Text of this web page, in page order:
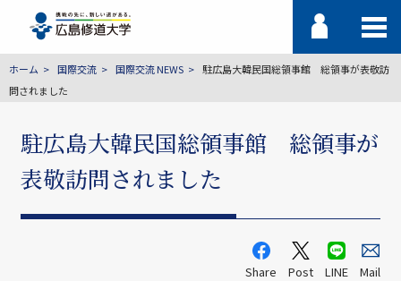
ホーム 国際交流 国際交流 NEWS
駐広島大韓民国総領事館 総領事が表敬訪
問されました
駐広島大韓民国総領事館 総領事が
表敬訪問されました
Share Post LINE Mail